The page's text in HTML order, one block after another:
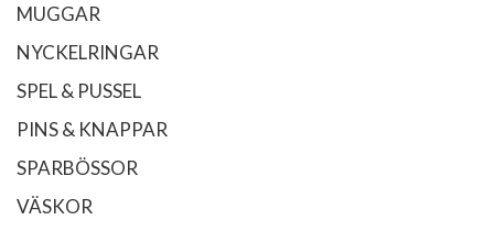
MUGGAR
NYCKELRINGAR
SPEL & PUSSEL
PINS & KNAPPAR
SPARBÖSSOR
VÄSKOR